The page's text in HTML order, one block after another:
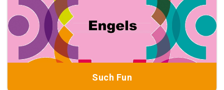
Such Fun